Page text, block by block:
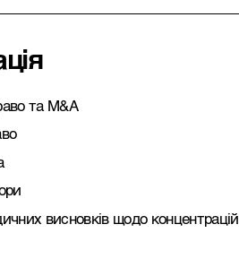
та M&A
висновків щодо концентрацій